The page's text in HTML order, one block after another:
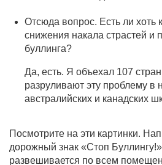
Отсюда вопрос. Есть ли хоть
снижения накала страстей и
буллинга?
Да, есть. Я объехал 107
разруливают эту проблему в
австралийских и канадских
Посмотрите на эти картинки.
дорожный знак «Стоп
развешивается по всем